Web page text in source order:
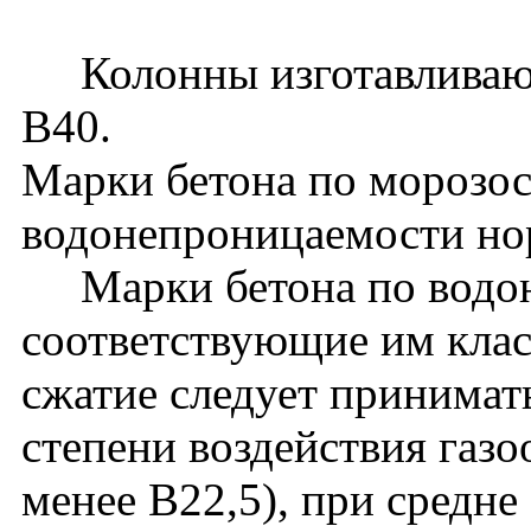
Колонны
В40.
Марки бетона по
водонепроницаемости
Марки бетона по
соответствующие им
сжатие следует
степени воздействия
менее В22,5), при